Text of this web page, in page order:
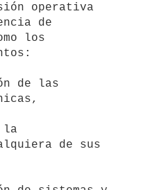
operativa
de
los
de sus